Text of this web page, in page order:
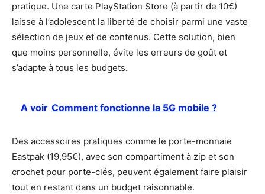
pratique. Une carte PlayStation Store (à partir de 10€)
laisse à l’adolescent la liberté de choisir parmi une vaste
sélection de jeux et de contenus. Cette solution, bien
que moins personnelle, évite les erreurs de goût et
s’adapte à tous les budgets.
A voir Comment fonctionne la 5G mobile ?
Des accessoires pratiques comme le porte-monnaie
Eastpak (19,95€), avec son compartiment à zip et son
crochet pour porte-clés, peuvent également faire plaisir
tout en restant dans un budget raisonnable.